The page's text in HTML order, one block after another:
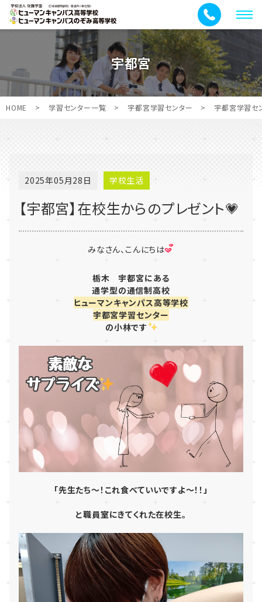
メ
ニ
ュ
ー
宇都宮
HOME > 学習センター一覧 > 宇都宮学習センター > 宇都宮学習セ
2025年05月28日 学校生活
【宇都宮】在校生からのプレゼント💗
みなさん、こんにちは
栃木 宇都宮にある
通学型の通信制高校
ヒューマンキャンパス高等学校
宇都宮学習センター
の小林です
「先生たち～！これ食べていいですよ～！！」
と職員室にきてくれた在校生。